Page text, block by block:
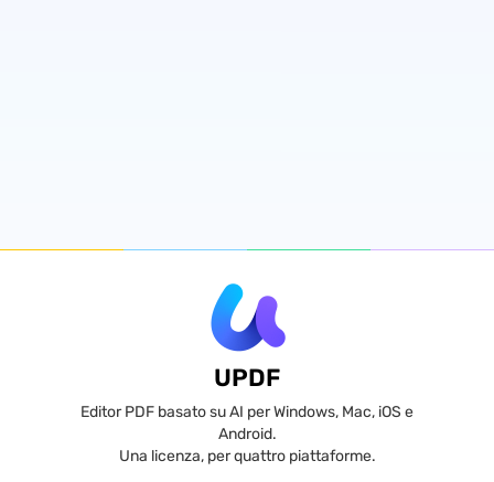
UPDF
Editor PDF basato su AI per Windows, Mac, iOS e
Android.
Una licenza, per quattro piattaforme.